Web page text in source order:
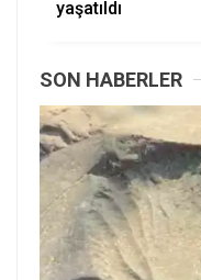
yaşatıldı
SON HABERLER